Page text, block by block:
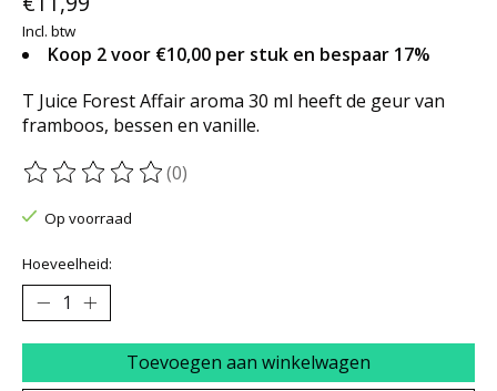
Incl. btw
Koop 2 voor €10,00 per stuk en bespaar 17%
T Juice Forest Affair aroma 30 ml heeft de geur van
framboos, bessen en vanille.
De beoordeling van dit product is
(0)
Op voorraad
Hoeveelheid:
Toevoegen aan winkelwagen